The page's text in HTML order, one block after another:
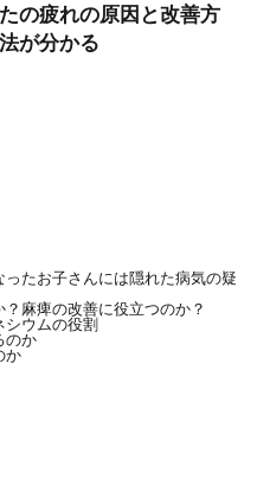
たの疲れの原因と改善方
法が分かる
たお子さんには隠れた病気の疑
麻痺の改善に役立つのか？
シウムの役割
のか
か